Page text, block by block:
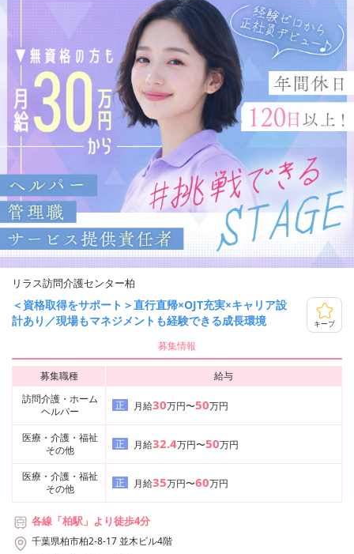
リラス訪問介護センター柏
＜資格取得をサポート＞直行直帰×OJT充実×キャリア設
計あり／現場もマネジメントも経験できる成長環境
キープ
募集情報
募集職種
給与
訪問介護・ホーム
ヘルパー
正 月給30万円〜50万円
医療・介護・福祉
その他
正 月給32.4万円〜50万円
医療・介護・福祉
その他
正 月給35万円〜60万円
各線「柏駅」より徒歩4分
千葉県柏市柏2-8-17 並木ビル4階